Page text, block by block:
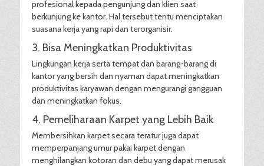
profesional kepada pengunjung dan klien saat
berkunjung ke kantor. Hal tersebut tentu menciptakan
suasana kerja yang rapi dan terorganisir.
3. Bisa Meningkatkan Produktivitas
Lingkungan kerja serta tempat dan barang-barang di
kantor yang bersih dan nyaman dapat meningkatkan
produktivitas karyawan dengan mengurangi gangguan
dan meningkatkan fokus.
4. Pemeliharaan Karpet yang Lebih Baik
Membersihkan karpet secara teratur juga dapat
memperpanjang umur pakai karpet dengan
menghilangkan kotoran dan debu yang dapat merusak